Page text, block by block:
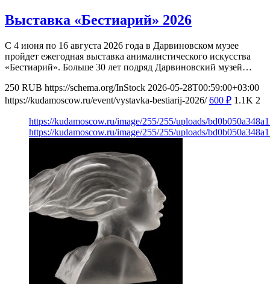
Выставка «Бестиарий» 2026
С 4 июня по 16 августа 2026 года в Дарвиновском музее
пройдет ежегодная выставка анималистического искусства
«Бестиарий». Больше 30 лет подряд Дарвиновский музей…
250 RUB https://schema.org/InStock 2026-05-28T00:59:00+03:00
https://kudamoscow.ru/event/vystavka-bestiarij-2026/ 600 ₽ 1.1K 2
https://kudamoscow.ru/image/255/255/uploads/
https://kudamoscow.ru/image/255/255/uploads/